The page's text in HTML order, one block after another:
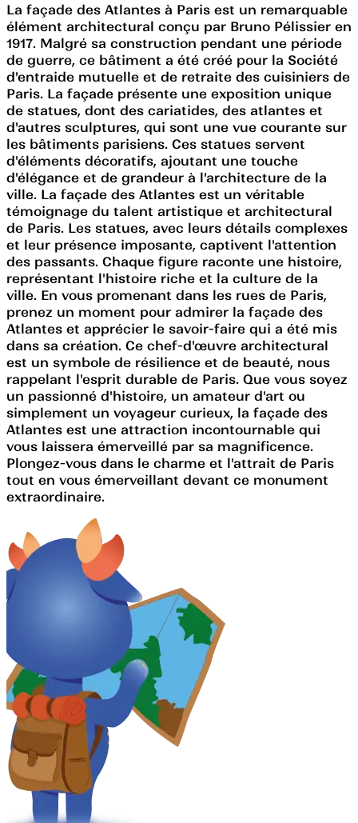
La façade des Atlantes à Paris est un remarquable
élément architectural conçu par Bruno Pélissier en
1917. Malgré sa construction pendant une période
de guerre, ce bâtiment a été créé pour la Société
d'entraide mutuelle et de retraite des cuisiniers de
Paris. La façade présente une exposition unique
de statues, dont des cariatides, des atlantes et
d'autres sculptures, qui sont une vue courante sur
les bâtiments parisiens. Ces statues servent
d'éléments décoratifs, ajoutant une touche
d'élégance et de grandeur à l'architecture de la
ville. La façade des Atlantes est un véritable
témoignage du talent artistique et architectural
de Paris. Les statues, avec leurs détails complexes
et leur présence imposante, captivent l'attention
des passants. Chaque figure raconte une histoire,
représentant l'histoire riche et la culture de la
ville. En vous promenant dans les rues de Paris,
prenez un moment pour admirer la façade des
Atlantes et apprécier le savoir-faire qui a été mis
dans sa création. Ce chef-d'œuvre architectural
est un symbole de résilience et de beauté, nous
rappelant l'esprit durable de Paris. Que vous soyez
un passionné d'histoire, un amateur d'art ou
simplement un voyageur curieux, la façade des
Atlantes est une attraction incontournable qui
vous laissera émerveillé par sa magnificence.
Plongez-vous dans le charme et l'attrait de Paris
tout en vous émerveillant devant ce monument
extraordinaire.